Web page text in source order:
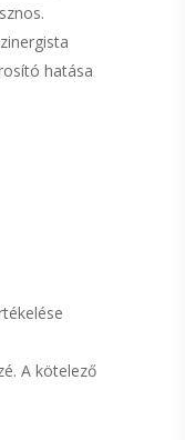
hatása
A kötelező